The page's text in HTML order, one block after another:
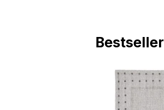
Bestseller